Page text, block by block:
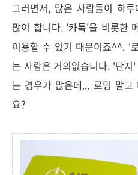
그러면서, 많은 사람들이 하
많이 합니다. '카톡'을 비롯한
이용할 수 있기 때문이죠^^. '
는 사람은 거의없습니다. '단
는 경우가 많은데... 로밍 말
요?